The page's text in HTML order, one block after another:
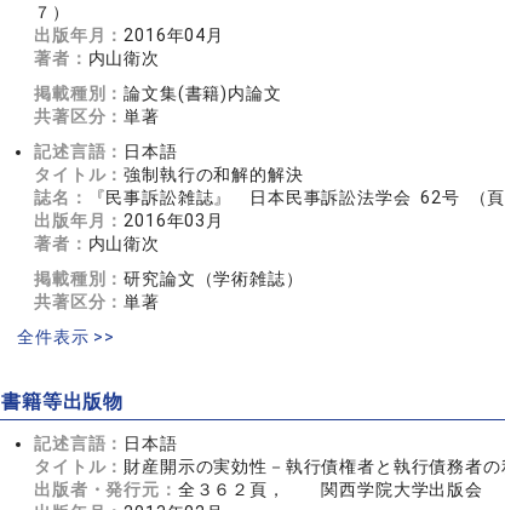
７）
出版年月： 2016年04月
著者： 内山衛次
掲載種別：論文集(書籍)内論文
共著区分：単著
記述言語： 日本語
タイトル：強制執行の和解的解決
誌名：
『民事訴訟雑誌』 日本民事訴訟法学会 62号 （頁
出版年月： 2016年03月
著者： 内山衛次
掲載種別：研究論文（学術雑誌）
共著区分：単著
全件表示 >>
書籍等出版物
記述言語： 日本語
タイトル： 財産開示の実効性－執行債権者と執行債務者の
出版者・発行元： 全３６２頁， 関西学院大学出版会